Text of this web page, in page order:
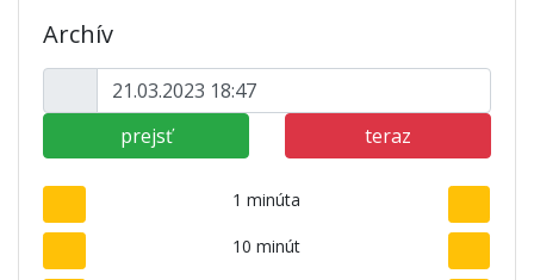
Archív
prejsť teraz
1 minúta
10 minút